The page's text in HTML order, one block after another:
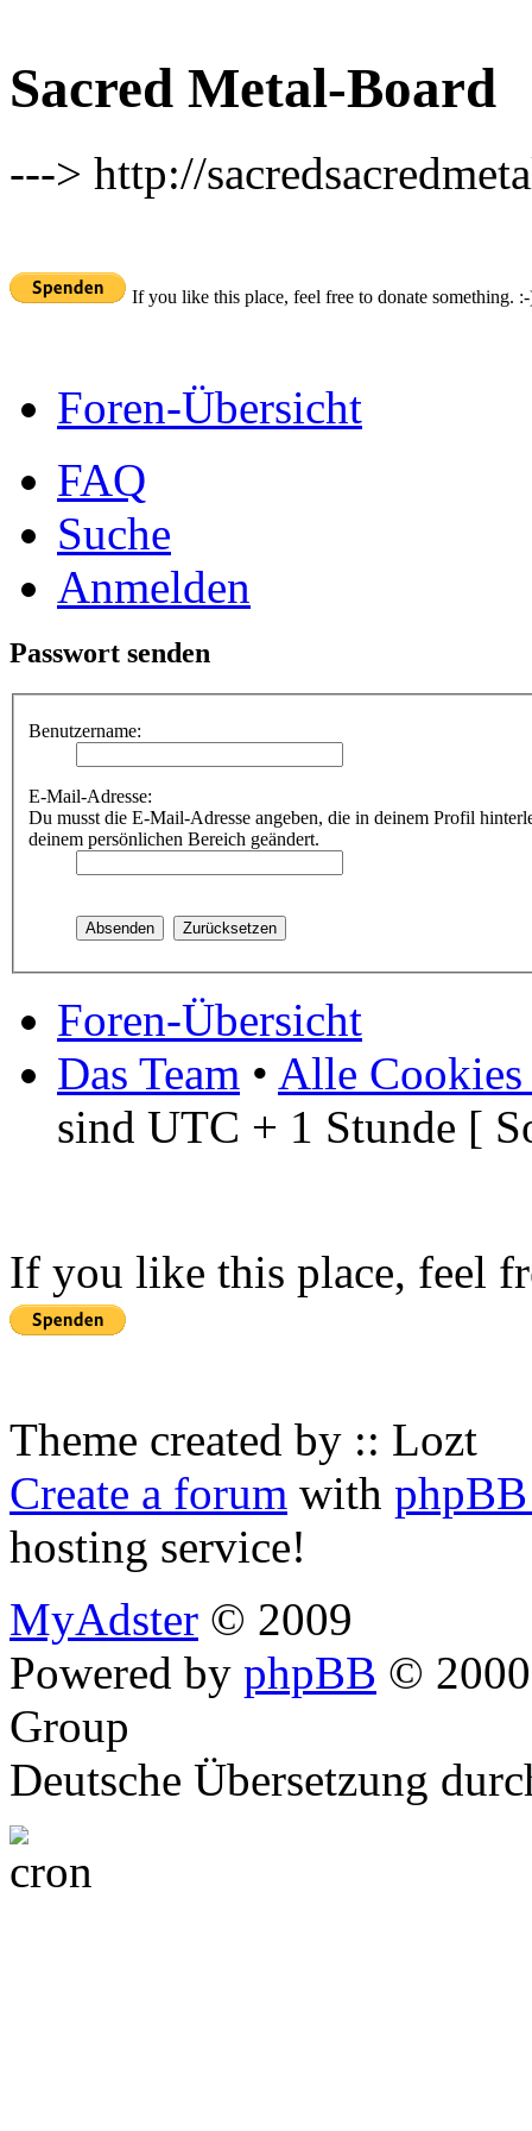
Sacred Metal-Board
---> http://
If you like this place, feel free to donate something.
Foren-Übersicht
FAQ
Suche
Anmelden
Passwort senden
Benutzername:
E-Mail-Adresse:
Du musst die E-Mail-Adresse angeben, die in deinem Profil
deinem persönlichen Bereich geändert.
Foren-Übersicht
Das Team • Alle Cookies
sind UTC + 1 Stunde [
If you like this place, feel
Theme created by :: Lozt
Create a forum with
hosting service!
MyAdster © 2009
Powered by phpBB ©
Group
Deutsche Übersetzung